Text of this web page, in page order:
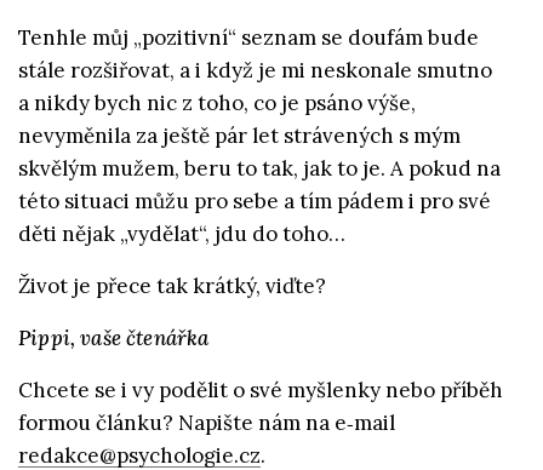
Tenhle můj „pozitivní“ seznam se doufám bude
stále rozšiřovat, a i když je mi neskonale smutno
a nikdy bych nic z toho, co je psáno výše,
nevyměnila za ještě pár let strávených s mým
skvělým mužem, beru to tak, jak to je. A pokud na
této situaci můžu pro sebe a tím pádem i pro své
děti nějak „vydělat“, jdu do toho…
Život je přece tak krátký, viďte?
Pippi, vaše čtenářka
Chcete se i vy podělit o své myšlenky nebo příběh
formou článku? Napište nám na e‑mail
redakce@psychologie.cz.